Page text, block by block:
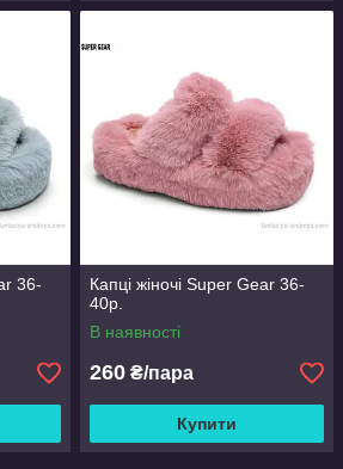
36-
Капці жіночі Super Gear 36-
40р.
В наявності
260 ₴/пара
Купити